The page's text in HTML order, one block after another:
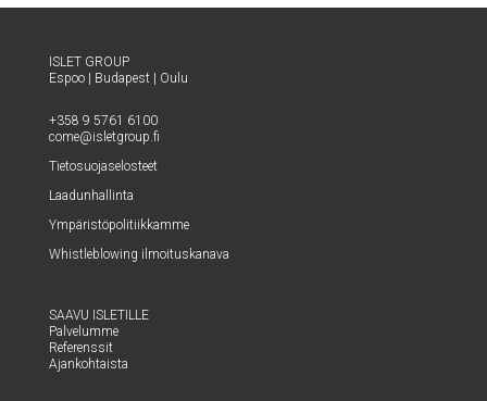
ISLET GROUP
Espoo| Buda­pest| Oulu
+358 9 5761 6100
come@​isletgroup.​fi
Tie­to­suo­ja­se­los­teet
Laa­dun­hal­lin­ta
Ympä­ris­tö­po­li­tiik­kam­me
Whist­le­blowing ilmoituskanava
SAA­VU ISLETILLE
Pal­ve­lum­me
Refe­rens­sit
Ajan­koh­tais­ta